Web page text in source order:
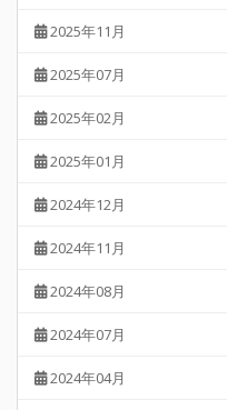
2025年11月
2025年07月
2025年02月
2025年01月
2024年12月
2024年11月
2024年08月
2024年07月
2024年04月